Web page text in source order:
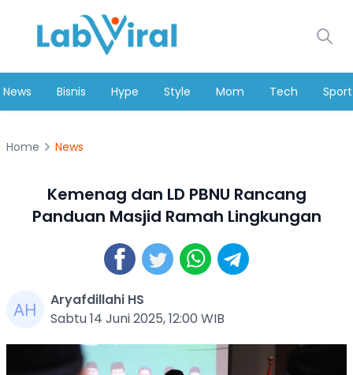
News Bisnis Hype Style Mom Tech Sport
Home News
Kemenag dan LD PBNU Rancang
Panduan Masjid Ramah Lingkungan
Aryafdillahi HS
Sabtu 14 Juni 2025, 12:00 WIB